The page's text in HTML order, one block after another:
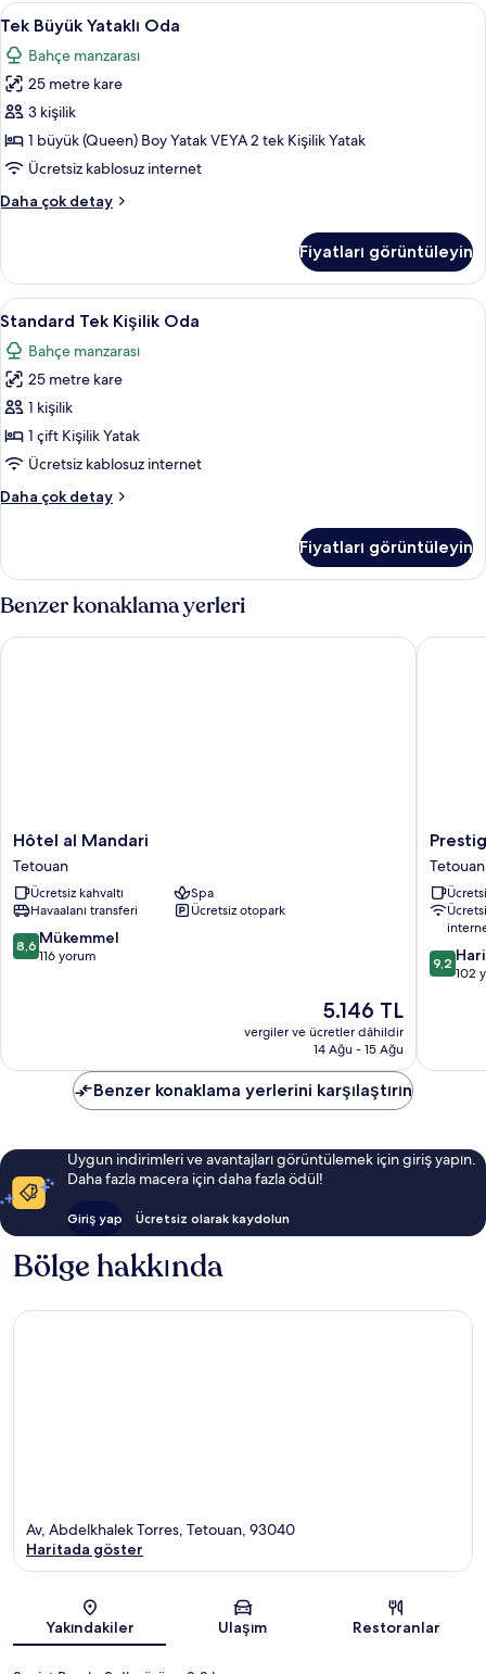
Tek
Büyük
Yataklı
Oda
için
tüm
fotoğrafları
Kaliteli yatak takımı, minibar, odada
5
Tek Büyük Yataklı Oda
Bahçe manzarası
25 metre kare
3 kişilik
1 büyük (Queen) Boy Yatak VEYA 2 tek Kişilik Yatak
Ücretsiz kablosuz internet
Daha çok detay
Tek
hakkında
daha
fazla
detay
Fiyatları görüntüleyin
Standard
Tek
Kişilik
Oda
için
tüm
fotoğrafları
Kaliteli yatak takımı, minibar, odada
5
Standard Tek Kişilik Oda
Bahçe manzarası
25 metre kare
1 kişilik
1 çift Kişilik Yatak
Ücretsiz kablosuz internet
Daha çok detay
Standard
hakkında
daha
fazla
detay
Fiyatları görüntüleyin
Benzer konaklama yerleri
Hôtel
al
Mandari
Tetouan
Hôtel al Mandari
Tetouan
Ücretsiz kahvaltı
Spa
Havaalanı transferi
Ücretsiz otopark
10
üzerinden
8,6 Mükemmel
116 yorum
Güncel
fiyat:
5.146 TL
5.146 TL
vergiler ve ücretler dâhildir
14 Ağu - 15 Ağu
Hôtel al Mandari
Prestige
Hotel
Tetouan
Tetouan
10
9,2
102
Benzer konaklama yerlerini karşılaştırın
Uygun indirimleri ve avantajları görüntülemek için giriş yapın.
Daha fazla macera için daha fazla ödül!
Giriş yap Ücretsiz olarak kaydolun
Bölge hakkında
Harita
Av, Abdelkhalek Torres, Tetouan, 93040
Haritada göster
Yakındakiler Ulaşım Restoranlar